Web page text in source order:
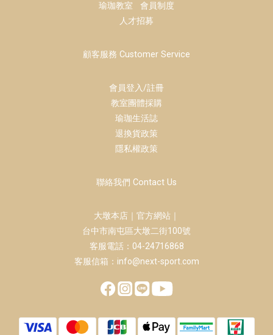
瑜珈教室 會員制度
人才招募
顧客服務 Customer Service
會員登入/註冊
教室團體採購
瑜珈生活誌
退換貨政策
隱私權政策
聯絡我們 Contact Us
大墩本店｜官方網站｜
台中市南屯區大墩二街100號
客服電話：04-24716868
客服信箱：info@next-sport.com